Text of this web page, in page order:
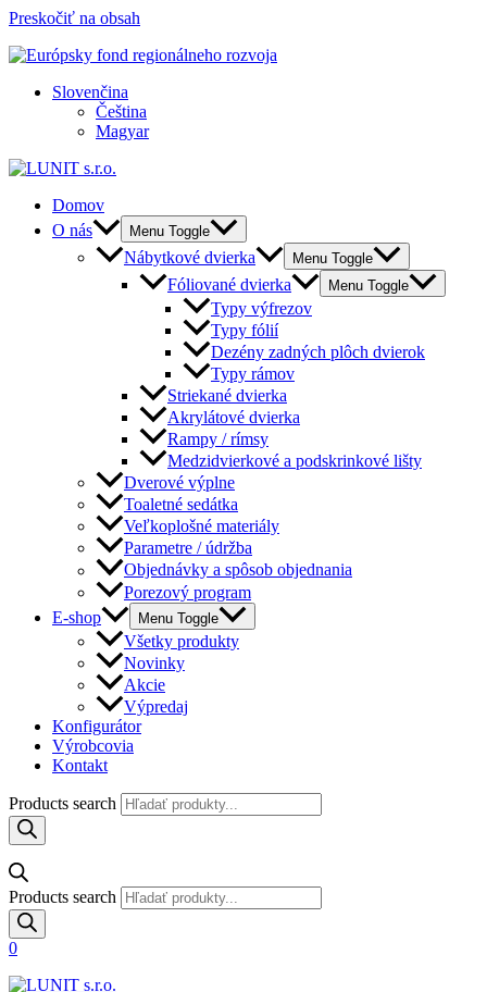
Preskočiť na obsah
Slovenčina
Čeština
Magyar
Domov
O nás
Menu Toggle
Nábytkové dvierka Menu Toggle
Fóliované dvierka Menu Toggle
Typy výfrezov
Typy fólií
Dezény zadných plôch dvierok
Typy rámov
Striekané dvierka
Akrylátové dvierka
Rampy / rímsy
Medzidvierkové a podskrinkové lišty
Dverové výplne
Toaletné sedátka
Veľkoplošné materiály
Parametre / údržba
Objednávky a spôsob objednania
Porezový program
E-shop
Menu Toggle
Všetky produkty
Novinky
Akcie
Výpredaj
Konfigurátor
Výrobcovia
Kontakt
Products search
Products search
0